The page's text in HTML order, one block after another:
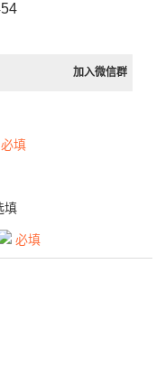
加入微信群
必填
填
必填